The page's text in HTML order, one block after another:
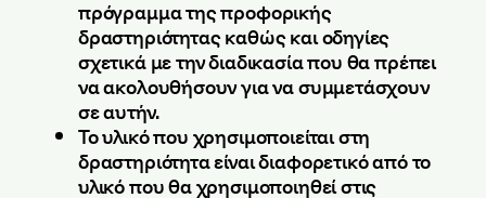
πρόγραμμα της προφορικής
δραστηριότητας καθώς και οδηγίες
σχετικά με την διαδικασία που θα πρέπει
να ακολουθήσουν για να συμμετάσχουν
σε αυτήν.
Το υλικό που χρησιμοποιείται στη
δραστηριότητα είναι διαφορετικό από το
υλικό που θα χρησιμοποιηθεί στις